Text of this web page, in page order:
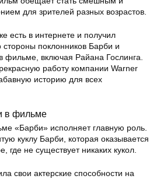
для зрителей разных возрастов.
есть в интернете и получил
поклонников Барби и
фильме, включая Райана Гослинга.
работу компании Warner
историю для всех
в фильме
«Барби» исполняет главную роль.
куклу Барби, которая оказывается
где не существует никаких кукол.
свои актерские способности на